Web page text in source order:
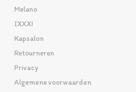
Melano
IXXXI
Kapsalon
Retourneren
Privacy
Algemene voorwaarden